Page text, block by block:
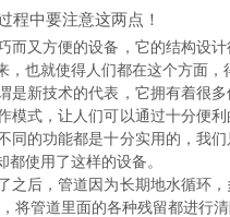
中要注意这两点！
而又方便的设备，它的结构设
，也就使得人们都在这个方面，
新技术的代表，它拥有着很多
模式，让人们可以通过十分便
同的功能都是十分实用的，我
使用了这样的设备。
后，管道因为长期地水循环，
将管道里面的各种残留都进行